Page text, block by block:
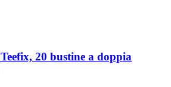
Teefix, 20 bustine a doppia